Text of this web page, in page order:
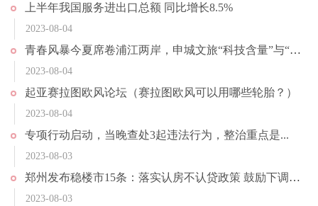
上半年我国服务进出口总额 同比增长8.5%
2023-08-04
青春风暴今夏席卷浦江两岸，申城文旅“科技含量”与“二次元浓度”同步升高
2023-08-04
起亚赛拉图欧风论坛（赛拉图欧风可以用哪些轮胎？）
2023-08-04
专项行动启动，当晚查处3起违法行为，整治重点是...
2023-08-03
郑州发布稳楼市15条：落实认房不认贷政策 鼓励下调存量房贷利率
2023-08-03